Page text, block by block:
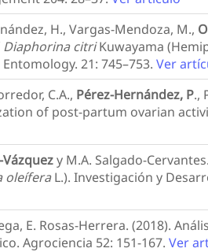
H., Vargas-Mendoza, M.,
Diaphorina citriKuwayama
21: 745–753.Ver
C.A., Pérez-Hernández, P.,
of post-partum ovarian
Vázquezy M.A. Salgado-
oleíferaL.). Investigación y
E. Rosas-Herrera. (2018).
Agrociencia 52: 151-167.Ver